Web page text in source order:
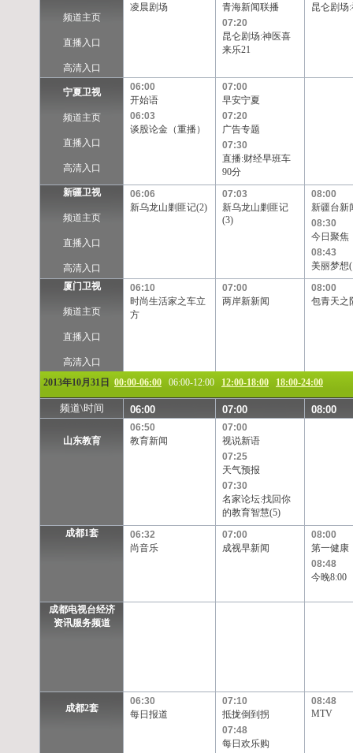
频道主页
直播入口
高清入口
凌晨剧场
青海新闻联播
07:20
昆仑剧场:神医喜
来乐21
昆仑剧场
宁夏卫视
频道主页
直播入口
高清入口
06:00
开始语
06:03
谈股论金（重播）
07:00
早安宁夏
07:20
广告专题
07:30
直播:财经早班车
90分
新疆卫视
频道主页
直播入口
高清入口
06:06
新乌龙山剿匪记(2)
07:03
新乌龙山剿匪记
(3)
08:00
新疆台新
08:30
今日聚焦
08:43
美丽梦想
厦门卫视
频道主页
直播入口
高清入口
06:10
时尚生活家之车立
方
07:00
两岸新新闻
08:00
包青天之
2013年10月31日 00:00-06:00 06:00-12:00 12:00-18:00 18:00-24:00
频道\时间 06:00 07:00 08:00
山东教育
06:50
教育新闻
07:00
视说新语
07:25
天气预报
07:30
名家论坛:找回你
的教育智慧(5)
成都1套
06:32
尚音乐
07:00
成视早新闻
08:00
第一健康
08:48
今晚8:00
成都电视台经济
资讯服务频道
成都2套
06:30
每日报道
07:10
抵拢倒到拐
07:48
每日欢乐购
08:48
MTV